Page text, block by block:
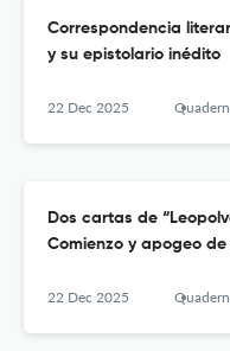
Correspondencia
y su epistolario inédito
22 Dec 2025 Quaderns de
Dos cartas de
Comienzo y apogeo de
22 Dec 2025 Quaderns de